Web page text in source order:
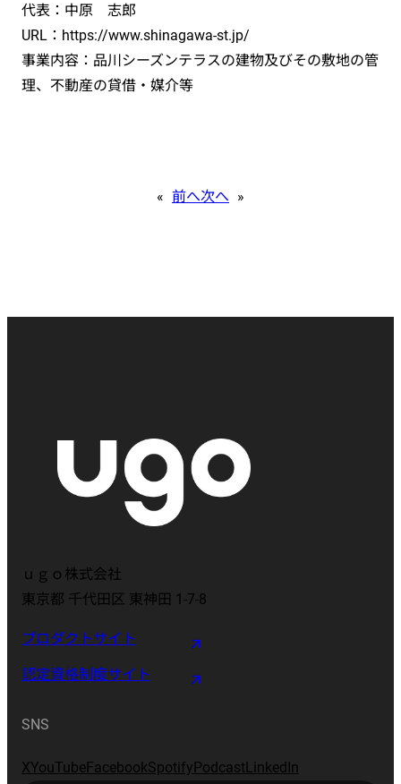
代表：中原 志郎
URL：https://www.shinagawa-st.jp/
事業内容：品川シーズンテラスの建物及びその敷地の管
理、不動産の貸借・媒介等
« 前へ次へ »
ｕｇｏ株式会社
東京都 千代田区 東神田 1-7-8
プロダクトサイト
認定資格制度サイト
SNS
XYouTubeFacebookSpotifyPodcastLinkedIn